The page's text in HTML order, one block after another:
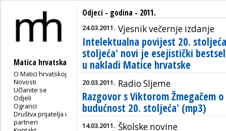
Matica hrvatska
O Matici hrvatskoj
Novosti
Učlanite se
Odjeli
Ogranci
Društva prijatelja i
partneri
Odjeci - godina - 2011.
24.03.2011. Vjesnik večernje izdanje
Intelektualna povijest 20.
stoljeća' novi je esejistički
u nakladi Matice hrvatske
20.03.2011. Radio Sljeme
Razgovor s Viktorom Žmegačem
budućnost 20. stoljeća' (mp3)
14.03.2011. Školske novine